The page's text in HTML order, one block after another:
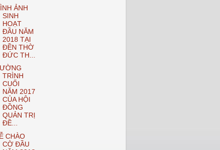
ẢNH
SINH
HOẠT
ĐẦU NĂM
2018 TẠI
ĐỀN THỜ
ĐỨC TH...
TRÌNH
CUỐI
NĂM 2017
CỦA HỘI
ĐỒNG
QUẢN TRỊ
ĐỀ...
CHÀO
CỜ ĐẦU